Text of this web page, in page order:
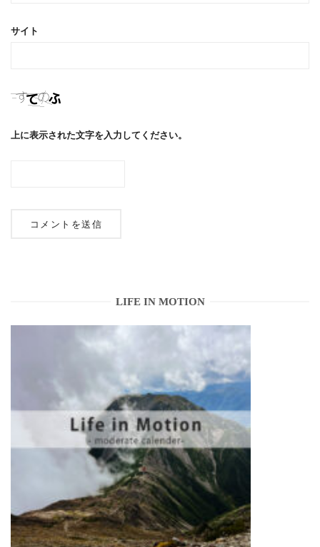
サイト
上に表示された文字を入力してください。
LIFE IN MOTION